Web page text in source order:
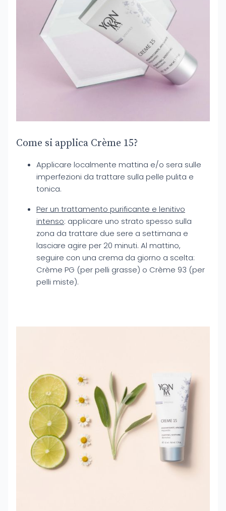
Come si applica Crème 15?
Applicare localmente mattina e/o sera sulle
imperfezioni da trattare sulla pelle pulita e
tonica.
Per un trattamento purificante e lenitivo
intenso: applicare uno strato spesso sulla
zona da trattare due sere a settimana e
lasciare agire per 20 minuti. Al mattino,
seguire con una crema da giorno a scelta:
Crème PG (per pelli grasse) o Crème 93 (per
pelli miste).